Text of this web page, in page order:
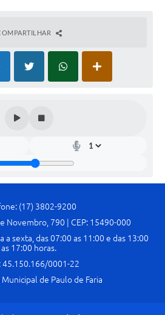
(17) 3802-9200
Novembro, 790 | CEP: 15490-000
sexta, das 07:00 as 11:00 e das 13:00
as 17:00 horas.
45.150.166/0001-22
de Paulo de Faria